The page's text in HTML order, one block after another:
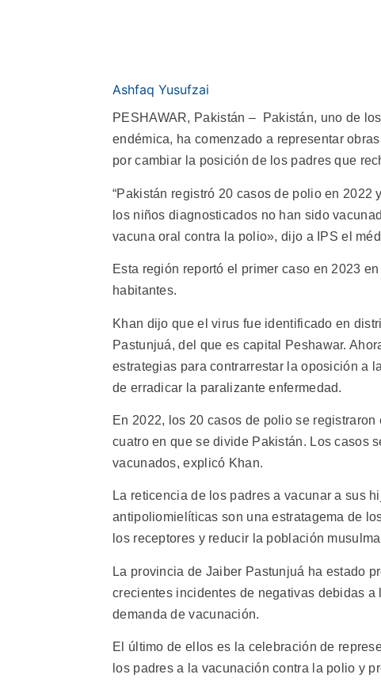
Ashfaq Yusufzai
PESHAWAR, Pakistán – Pakistán, uno de
endémica, ha comenzado a representar
por cambiar la posición de los padres que
“Pakistán registró 20 casos de polio en
los niños diagnosticados no han sido
vacuna oral contra la polio», dijo a IPS el
Esta región reportó el primer caso en 2023
habitantes.
Khan dijo que el virus fue identificado en
Pastunjuá, del que es capital Peshawar.
estrategias para contrarrestar la oposición a
de erradicar la paralizante enfermedad.
En 2022, los 20 casos de polio se
cuatro en que se divide Pakistán. Los casos
vacunados, explicó Khan.
La reticencia de los padres a vacunar a sus
antipoliomielíticas son una estratagema de
los receptores y reducir la población
La provincia de Jaiber Pastunjuá ha estado
crecientes incidentes de negativas debidas
demanda de vacunación.
El último de ellos es la celebración de
los padres a la vacunación contra la polio y